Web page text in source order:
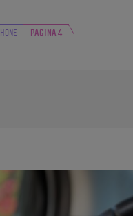
PAGINA 4